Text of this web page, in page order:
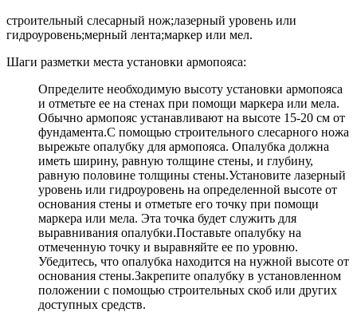
строительный слесарный нож;лазерный уровень или
гидроуровень;мерный лента;маркер или мел.
Шаги разметки места установки армопояса:
Определите необходимую высоту установки армопояса
и отметьте ее на стенах при помощи маркера или мела.
Обычно армопояс устанавливают на высоте 15-20 см от
фундамента.С помощью строительного слесарного ножа
вырежьте опалубку для армопояса. Опалубка должна
иметь ширину, равную толщине стены, и глубину,
равную половине толщины стены.Установите лазерный
уровень или гидроуровень на определенной высоте от
основания стены и отметьте его точку при помощи
маркера или мела. Эта точка будет служить для
выравнивания опалубки.Поставьте опалубку на
отмеченную точку и выравняйте ее по уровню.
Убедитесь, что опалубка находится на нужной высоте от
основания стены.Закрепите опалубку в установленном
положении с помощью строительных скоб или других
доступных средств.